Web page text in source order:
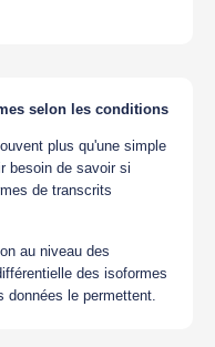
selon les conditions
plus qu'une simple
besoin de savoir si
de transcrits
au niveau des
des isoformes
données le permettent.